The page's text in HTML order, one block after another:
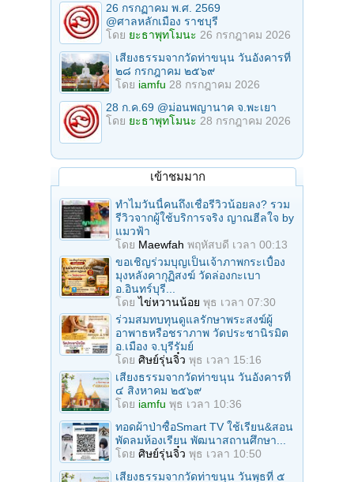
26 กรกฏาคม พ.ศ. 2569
@ศาลหลักเมือง ราชบุรี
โดย ยะธาพุทโมนะ 26 กรกฎาคม 2026
เสียงธรรมจากวัดท่าขนุน วันอังคารที่
๒๘ กรกฎาคม ๒๕๖๙
โดย iamfu 28 กรกฎาคม 2026
28 ก.ค.69 @ม่อนพญานาค จ.พะเยา
โดย ยะธาพุทโมนะ 28 กรกฎาคม 2026
เข้าชมมาก
ทำไมวันนี้คนถึงเชื่อรีวิวน้อยลง? รวม
รีวิวจากผู้ใช้บริการจริง ญาณฮีลใจ by
แมวฟ้า
โดย Maewfah พฤหัสบดี เวลา 00:13
ขอเชิญร่วมบุญเป็นเจ้าภาพกระเบื้อง
มุงหลังคากุฏิสงฆ์ วัดล่องกะเบา
อ.อินทร์บุรี...
โดยไข่หวานน้อย พุธ เวลา 07:30
ร่วมสมทบทุนดูแลรักษาพระสงฆ์ผู้
อาพาธหรือชราภาพ วัดประชานิรมิต
อ.เมือง จ.บุรีรัมย์
โดย ศิษย์รุ่นจิ๋ว พุธ เวลา 15:16
เสียงธรรมจากวัดท่าขนุน วันอังคารที่
๔ สิงหาคม ๒๕๖๙
โดย iamfu พุธ เวลา 10:36
ทอดผ้าป่าซื้อSmart TV ใช้เรียน&สอน
พัดลมห้องเรียน พัฒนาสถานศึกษา...
โดย ศิษย์รุ่นจิ๋ว พุธ เวลา 10:50
เสียงธรรมจากวัดท่าขนุน วันพุธที่ ๕